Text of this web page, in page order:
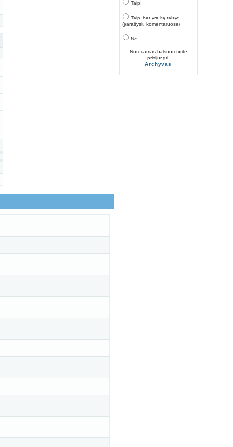
Taip!
Taip, bet yra ką taisyti
(parašysiu komentaruose)
Ne
Norėdamas balsuoti turite
prisijungti.
Archyvas